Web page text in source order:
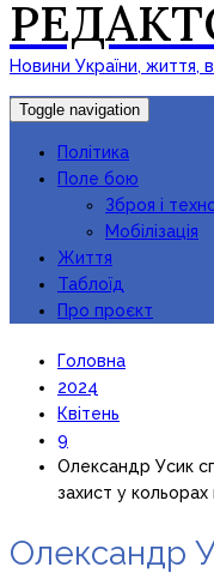
Новини України, життя,
Toggle navigation
Політика
Поле бою
Зброя і
Мобілізація
Життя
Таблоїд
Про проєкт
Головна
2024
Квітень
9
Олександр Усик
захист у
Олександр